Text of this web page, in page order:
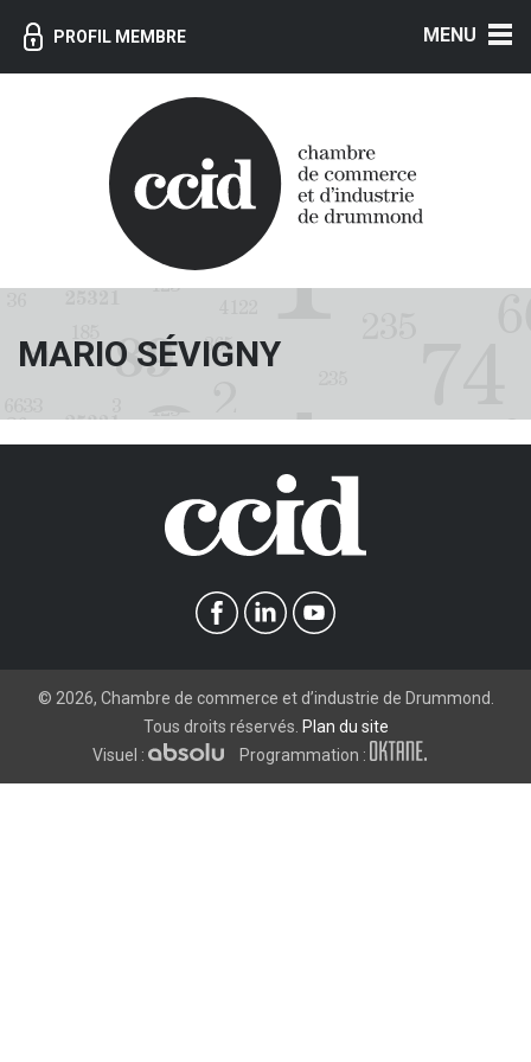
PROFIL MEMBRE
MARIO SÉVIGNY
© 2026, Chambre de commerce et d’industrie de Drummond.
Tous droits réservés. Plan du site
Visuel :
Programmation :
MENU